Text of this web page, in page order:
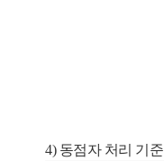
4) 동점자 처리 기준